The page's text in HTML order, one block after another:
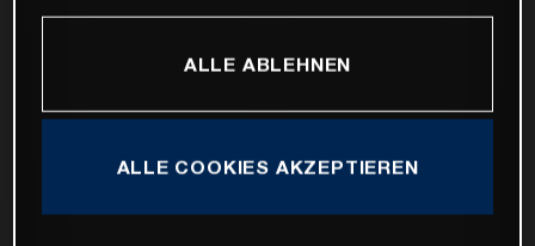
ALLE ABLEHNEN
ALLE COOKIES AKZEPTIEREN